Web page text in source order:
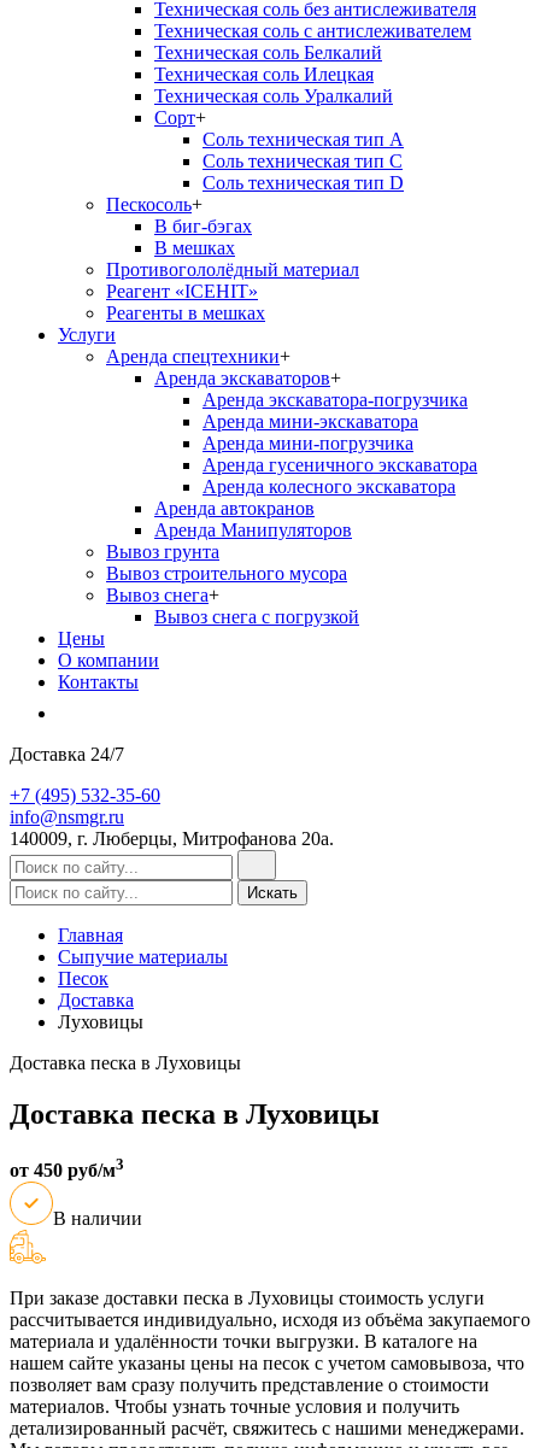
Техническая соль без антислеживателя
Техническая соль с антислеживателем
Техническая соль Белкалий
Техническая соль Илецкая
Техническая соль Уралкалий
Сорт+
Соль техническая тип А
Соль техническая тип С
Соль техническая тип D
Пескосоль+
В биг-бэгах
В мешках
Противогололёдный материал
Реагент «ICEHIT»
Реагенты в мешках
Услуги
Аренда спецтехники+
Аренда экскаваторов+
Аренда экскаватора-погрузчика
Аренда мини-экскаватора
Аренда мини-погрузчика
Аренда гусеничного экскаватора
Аренда колесного экскаватора
Аренда автокранов
Аренда Манипуляторов
Вывоз грунта
Вывоз строительного мусора
Вывоз снега+
Вывоз снега с погрузкой
Цены
О компании
Контакты
Доставка 24/7
+7 (495) 532-35-60
info@nsmgr.ru
140009, г. Люберцы, Митрофанова 20а.
Главная
Сыпучие материалы
Песок
Доставка
Луховицы
Доставка песка в Луховицы
Доставка песка в Луховицы
от 450 руб/м3
В наличии
При заказе доставки песка в Луховицы стоимость услуги
рассчитывается индивидуально, исходя из объёма закупаемого
материала и удалённости точки выгрузки. В каталоге на
нашем сайте указаны цены на песок с учетом самовывоза, что
позволяет вам сразу получить представление о стоимости
материалов. Чтобы узнать точные условия и получить
детализированный расчёт, свяжитесь с нашими менеджерами.